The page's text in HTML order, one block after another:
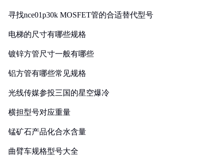
寻找nce01p30k MOSFET管的合适替代型号
电梯的尺寸有哪些规格
镀锌方管尺寸一般有哪些
铝方管有哪些常见规格
光线传媒参投三国的星空爆冷
横担型号对应重量
锰矿石产品化合水含量
曲臂车规格型号大全